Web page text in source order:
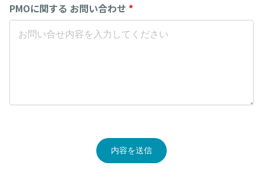
PMOに関する お問い合わせ *
内容を送信